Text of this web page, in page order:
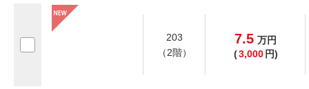
203
（2階）
7.5 万円
(3,000 円)